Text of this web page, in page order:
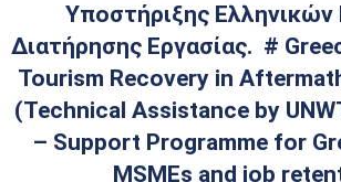
Υποστήριξης
Διατήρησης Εργασίας. #
Tourism Recovery in
(Technical Assistance by
– Support Programme for
MSMEs and job